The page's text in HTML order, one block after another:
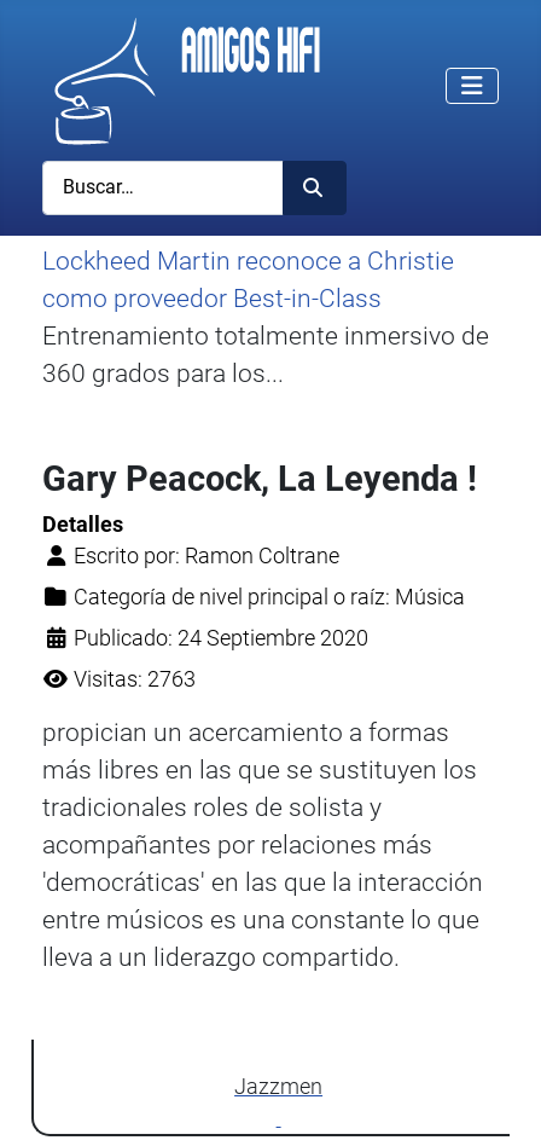
Buscar
Lockheed Martin reconoce a Christie
como proveedor Best-in-Class
Entrenamiento totalmente inmersivo de
360 grados para los...
Gary Peacock, La Leyenda !
Detalles
Escrito por: Ramon Coltrane
Categoría de nivel principal o raíz: Música
Publicado: 24 Septiembre 2020
Visitas: 2763
propician un acercamiento a formas
más libres en las que se sustituyen los
tradicionales roles de solista y
acompañantes por relaciones más
'democráticas' en las que la interacción
entre músicos es una constante lo que
lleva a un liderazgo compartido.
Jazzmen